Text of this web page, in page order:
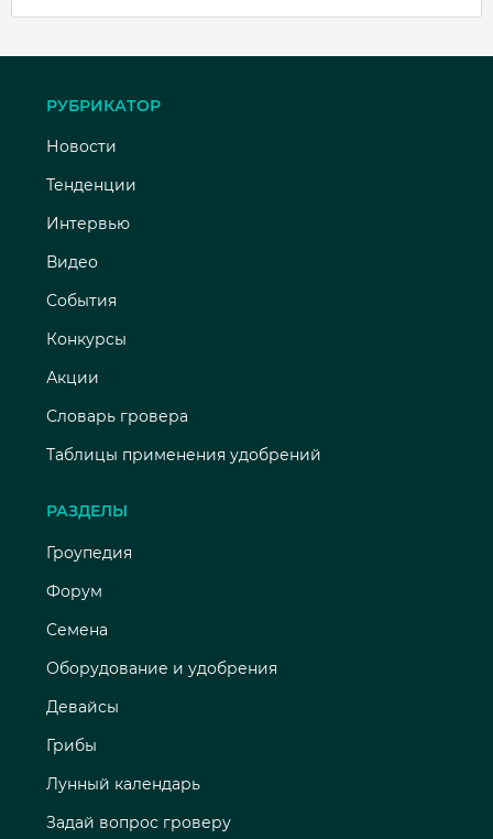
РУБРИКАТОР
Новости
Тенденции
Интервью
Видео
События
Конкурсы
Акции
Словарь гровера
Таблицы применения удобрений
РАЗДЕЛЫ
Гроупедия
Форум
Семена
Оборудование и удобрения
Девайсы
Грибы
Лунный календарь
Задай вопрос гроверу